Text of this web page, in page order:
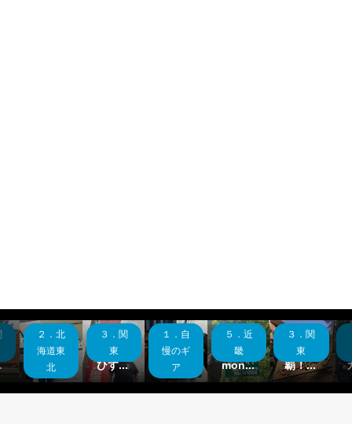
自
ギ
ア
紹
宿
...
５．近
畿
兵庫県
制覇！
mon...
３．関
神奈川
県制
覇！...
５．近
畿
奈良県
制覇！
カン...
５．近
大阪府
制覇！
H...
５．近
和歌山
県制
覇！...